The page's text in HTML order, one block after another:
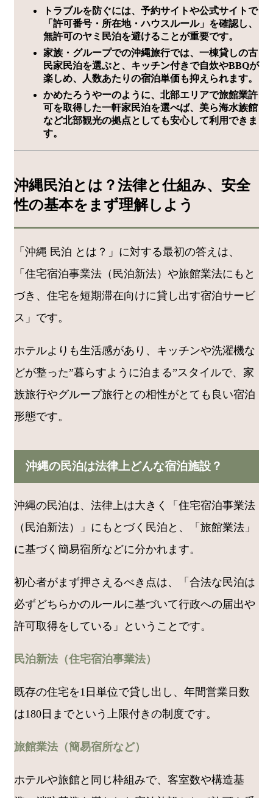
トラブルを防ぐには、予約サイトや公式サイトで
「許可番号・所在地・ハウスルール」を確認し、
無許可のヤミ民泊を避けることが重要です。
家族・グループでの沖縄旅行では、一棟貸しの古
民家民泊を選ぶと、キッチン付きで自炊やBBQが
楽しめ、人数あたりの宿泊単価も抑えられます。
かめたろうやーのように、北部エリアで旅館業許
可を取得した一軒家民泊を選べば、美ら海水族館
など北部観光の拠点としても安心して利用できま
す。
沖縄民泊とは？法律と仕組み、安全
性の基本をまず理解しよう
「沖縄 民泊 とは？」に対する最初の答えは、
「住宅宿泊事業法（民泊新法）や旅館業法にもと
づき、住宅を短期滞在向けに貸し出す宿泊サービ
ス」です。
ホテルよりも生活感があり、キッチンや洗濯機な
どが整った”暮らすように泊まる”スタイルで、家
族旅行やグループ旅行との相性がとても良い宿泊
形態です。
沖縄の民泊は法律上どんな宿泊施設？
沖縄の民泊は、法律上は大きく「住宅宿泊事業法
（民泊新法）」にもとづく民泊と、「旅館業法」
に基づく簡易宿所などに分かれます。
初心者がまず押さえるべき点は、「合法な民泊は
必ずどちらかのルールに基づいて行政への届出や
許可取得をしている」ということです。
民泊新法（住宅宿泊事業法）
既存の住宅を1日単位で貸し出し、年間営業日数
は180日までという上限付きの制度です。
旅館業法（簡易宿所など）
ホテルや旅館と同じ枠組みで、客室数や構造基